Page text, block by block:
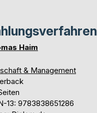
Haim
& Management
13: 9783838651286